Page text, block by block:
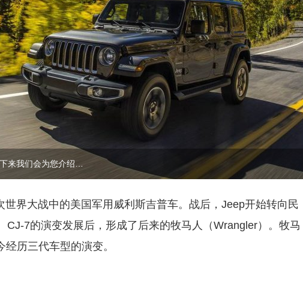
来我们会为您介绍…
界大战中的美国军用威利斯吉普车。战后，Jeep开始转向民
CJ-7的演变发展后，形成了后来的牧马人（Wrangler）。牧马
历三代车型的演变。